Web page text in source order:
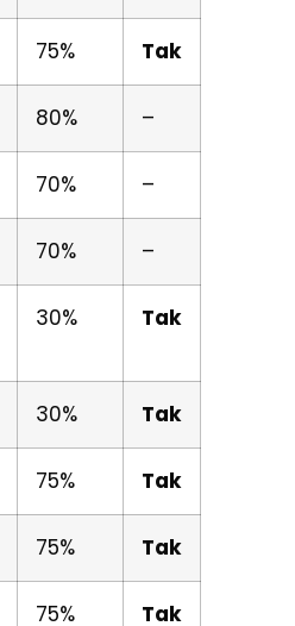
75% Tak
80% –
70% –
70% –
30% Tak
30% Tak
75% Tak
75% Tak
75% Tak